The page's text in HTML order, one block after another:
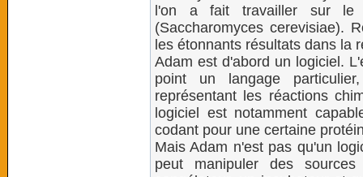
l'on a fait travailler sur le
(Saccharomyces cerevisiae).
les étonnants résultats dans la
Adam est d'abord un logiciel.
point un langage
représentant les réactions
logiciel est notamment
codant pour une certaine
Mais Adam n'est pas qu'un
peut manipuler des